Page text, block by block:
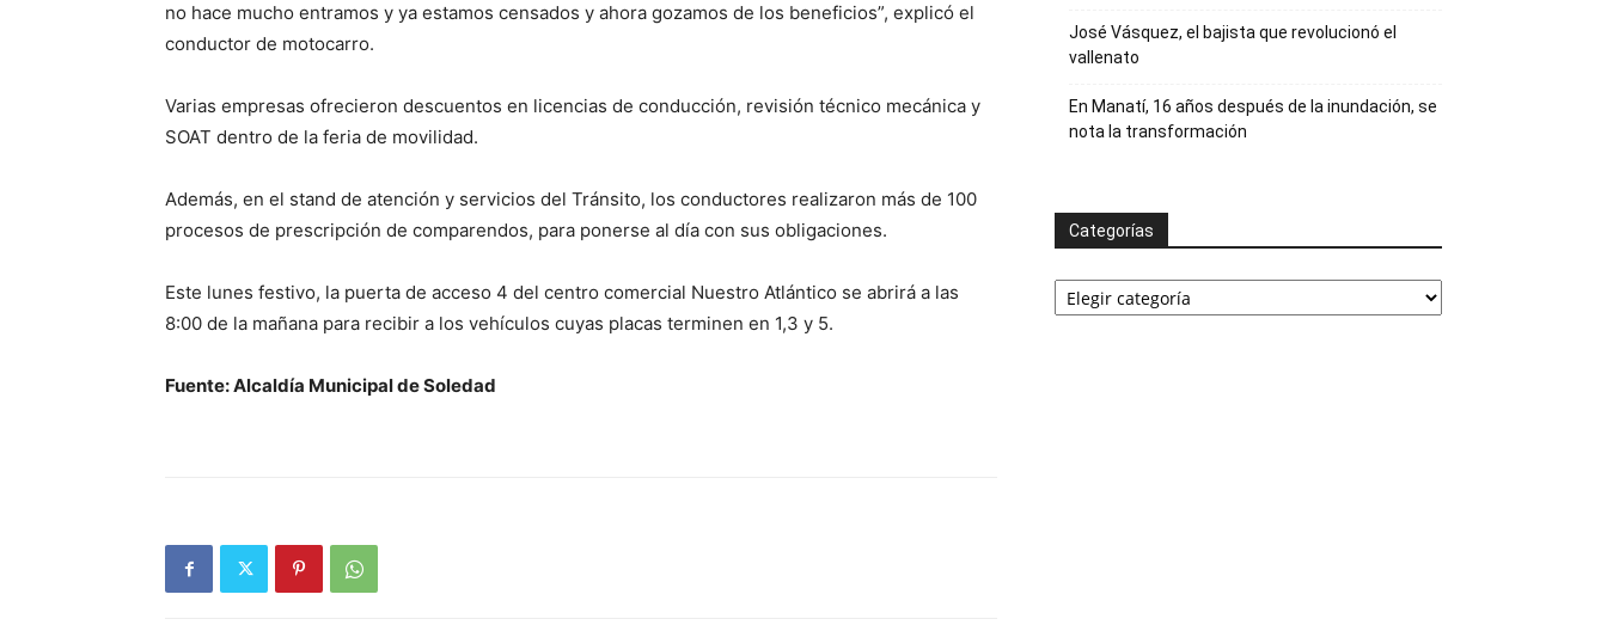
no hace mucho entramos y ya estamos censados y ahora gozamos de los beneficios”, explicó el
conductor de motocarro.
Varias empresas ofrecieron descuentos en licencias de conducción, revisión técnico mecánica y
SOAT dentro de la feria de movilidad.
Además, en el stand de atención y servicios del Tránsito, los conductores realizaron más de 100
procesos de prescripción de comparendos, para ponerse al día con sus obligaciones.
Este lunes festivo, la puerta de acceso 4 del centro comercial Nuestro Atlántico se abrirá a las
8:00 de la mañana para recibir a los vehículos cuyas placas terminen en 1,3 y 5.
Fuente: Alcaldía Municipal de Soledad
José Vásquez, el bajista que revolucionó el
vallenato
En Manatí, 16 años después de la inundación, se
nota la transformación
Categorías
Categorías